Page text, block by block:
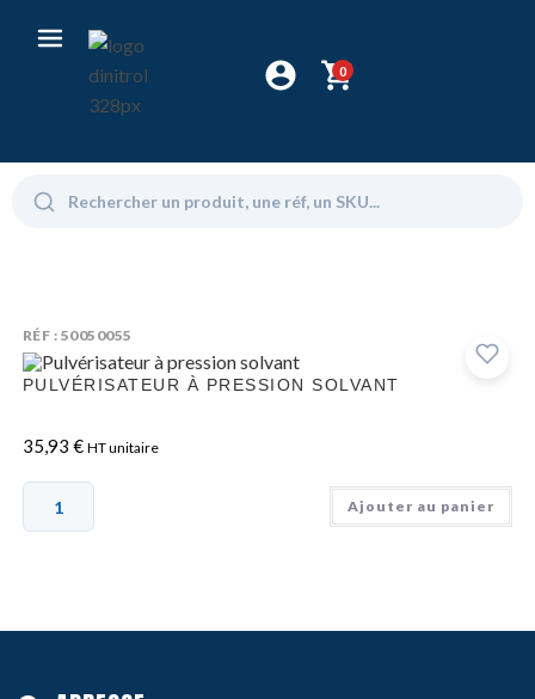
0
RÉF : 50050055
PULVÉRISATEUR À PRESSION SOLVANT
35,93 € HT unitaire
Ajouter au panier